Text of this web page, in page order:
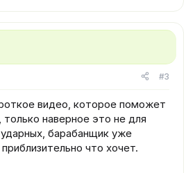
#3
видео, которое поможет
наверное это не для
барабанщик уже
что хочет.